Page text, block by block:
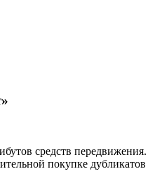
средств
покупке дубликатов